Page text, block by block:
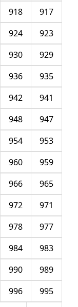
917
918
923
924
929
930
935
936
941
942
947
948
953
954
959
960
965
966
971
972
977
978
983
984
989
990
995
996